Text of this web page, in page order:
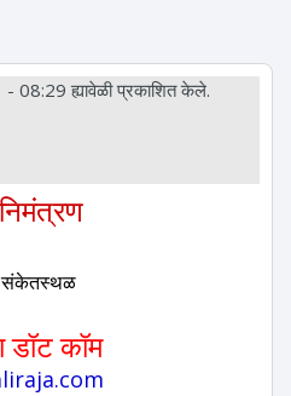
ह्यावेळी प्रकाशित केले.
संकेतस्थळ
डॉट कॉम